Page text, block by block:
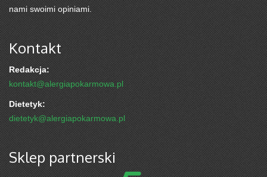
nami swoimi opiniami.
Kontakt
Redakcja:
kontakt@alergiapokarmowa.pl
Dietetyk:
dietetyk@alergiapokarmowa.pl
Sklep partnerski